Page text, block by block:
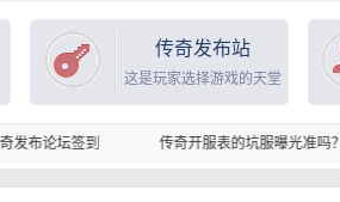
传奇发布站
这是玩家选择游戏的天堂
传奇开服表的坑服曝光准吗？能避开骗氪服？